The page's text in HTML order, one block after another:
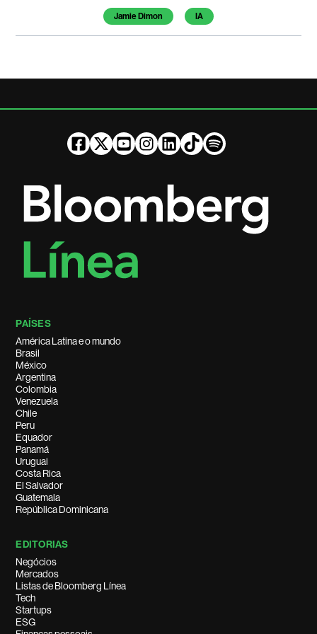
Jamie Dimon IA
PAÍSES
América Latina e o mundo
Brasil
México
Argentina
Colombia
Venezuela
Chile
Peru
Equador
Panamá
Uruguai
Costa Rica
El Salvador
Guatemala
República Dominicana
EDITORIAS
Negócios
Mercados
Listas de Bloomberg Línea
Tech
Startups
ESG